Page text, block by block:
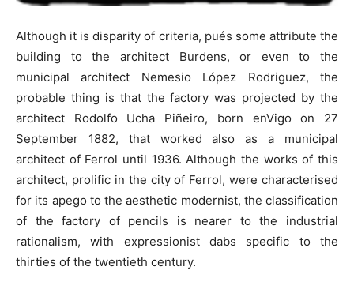
Although it is disparity of criteria, pués some attribute the
building to the architect Burdens, or even to the
municipal architect Nemesio López Rodriguez, the
probable thing is that the factory was projected by the
architect Rodolfo Ucha Piñeiro, born enVigo on 27
September 1882, that worked also as a municipal
architect of Ferrol until 1936. Although the works of this
architect, prolific in the city of Ferrol, were characterised
for its apego to the aesthetic modernist, the classification
of the factory of pencils is nearer to the industrial
rationalism, with expressionist dabs specific to the
thirties of the twentieth century.